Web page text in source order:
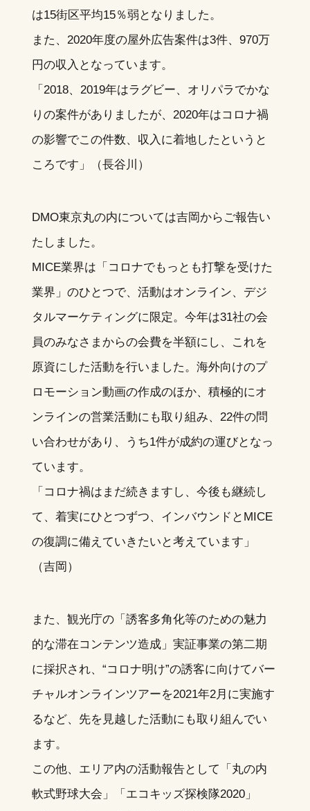
は15街区平均15％弱となりました。
また、2020年度の屋外広告案件は3件、970万
円の収入となっています。
「2018、2019年はラグビー、オリパラでかな
りの案件がありましたが、2020年はコロナ禍
の影響でこの件数、収入に着地したというと
ころです」（長谷川）
DMO東京丸の内については吉岡からご報告い
たしました。
MICE業界は「コロナでもっとも打撃を受けた
業界」のひとつで、活動はオンライン、デジ
タルマーケティングに限定。今年は31社の会
員のみなさまからの会費を半額にし、これを
原資にした活動を行いました。海外向けのプ
ロモーション動画の作成のほか、積極的にオ
ンラインの営業活動にも取り組み、22件の問
い合わせがあり、うち1件が成約の運びとなっ
ています。
「コロナ禍はまだ続きますし、今後も継続し
て、着実にひとつずつ、インバウンドとMICE
の復調に備えていきたいと考えています」
（吉岡）
また、観光庁の「誘客多角化等のための魅力
的な滞在コンテンツ造成」実証事業の第二期
に採択され、“コロナ明け”の誘客に向けてバー
チャルオンラインツアーを2021年2月に実施す
るなど、先を見越した活動にも取り組んでい
ます。
この他、エリア内の活動報告として「丸の内
軟式野球大会」「エコキッズ探検隊2020」